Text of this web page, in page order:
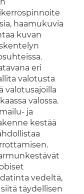
haamukuvia
kuvan
eri
valotusta
valotusajoilla
valossa.
ja
kestää
vedeltä,
täydellisen